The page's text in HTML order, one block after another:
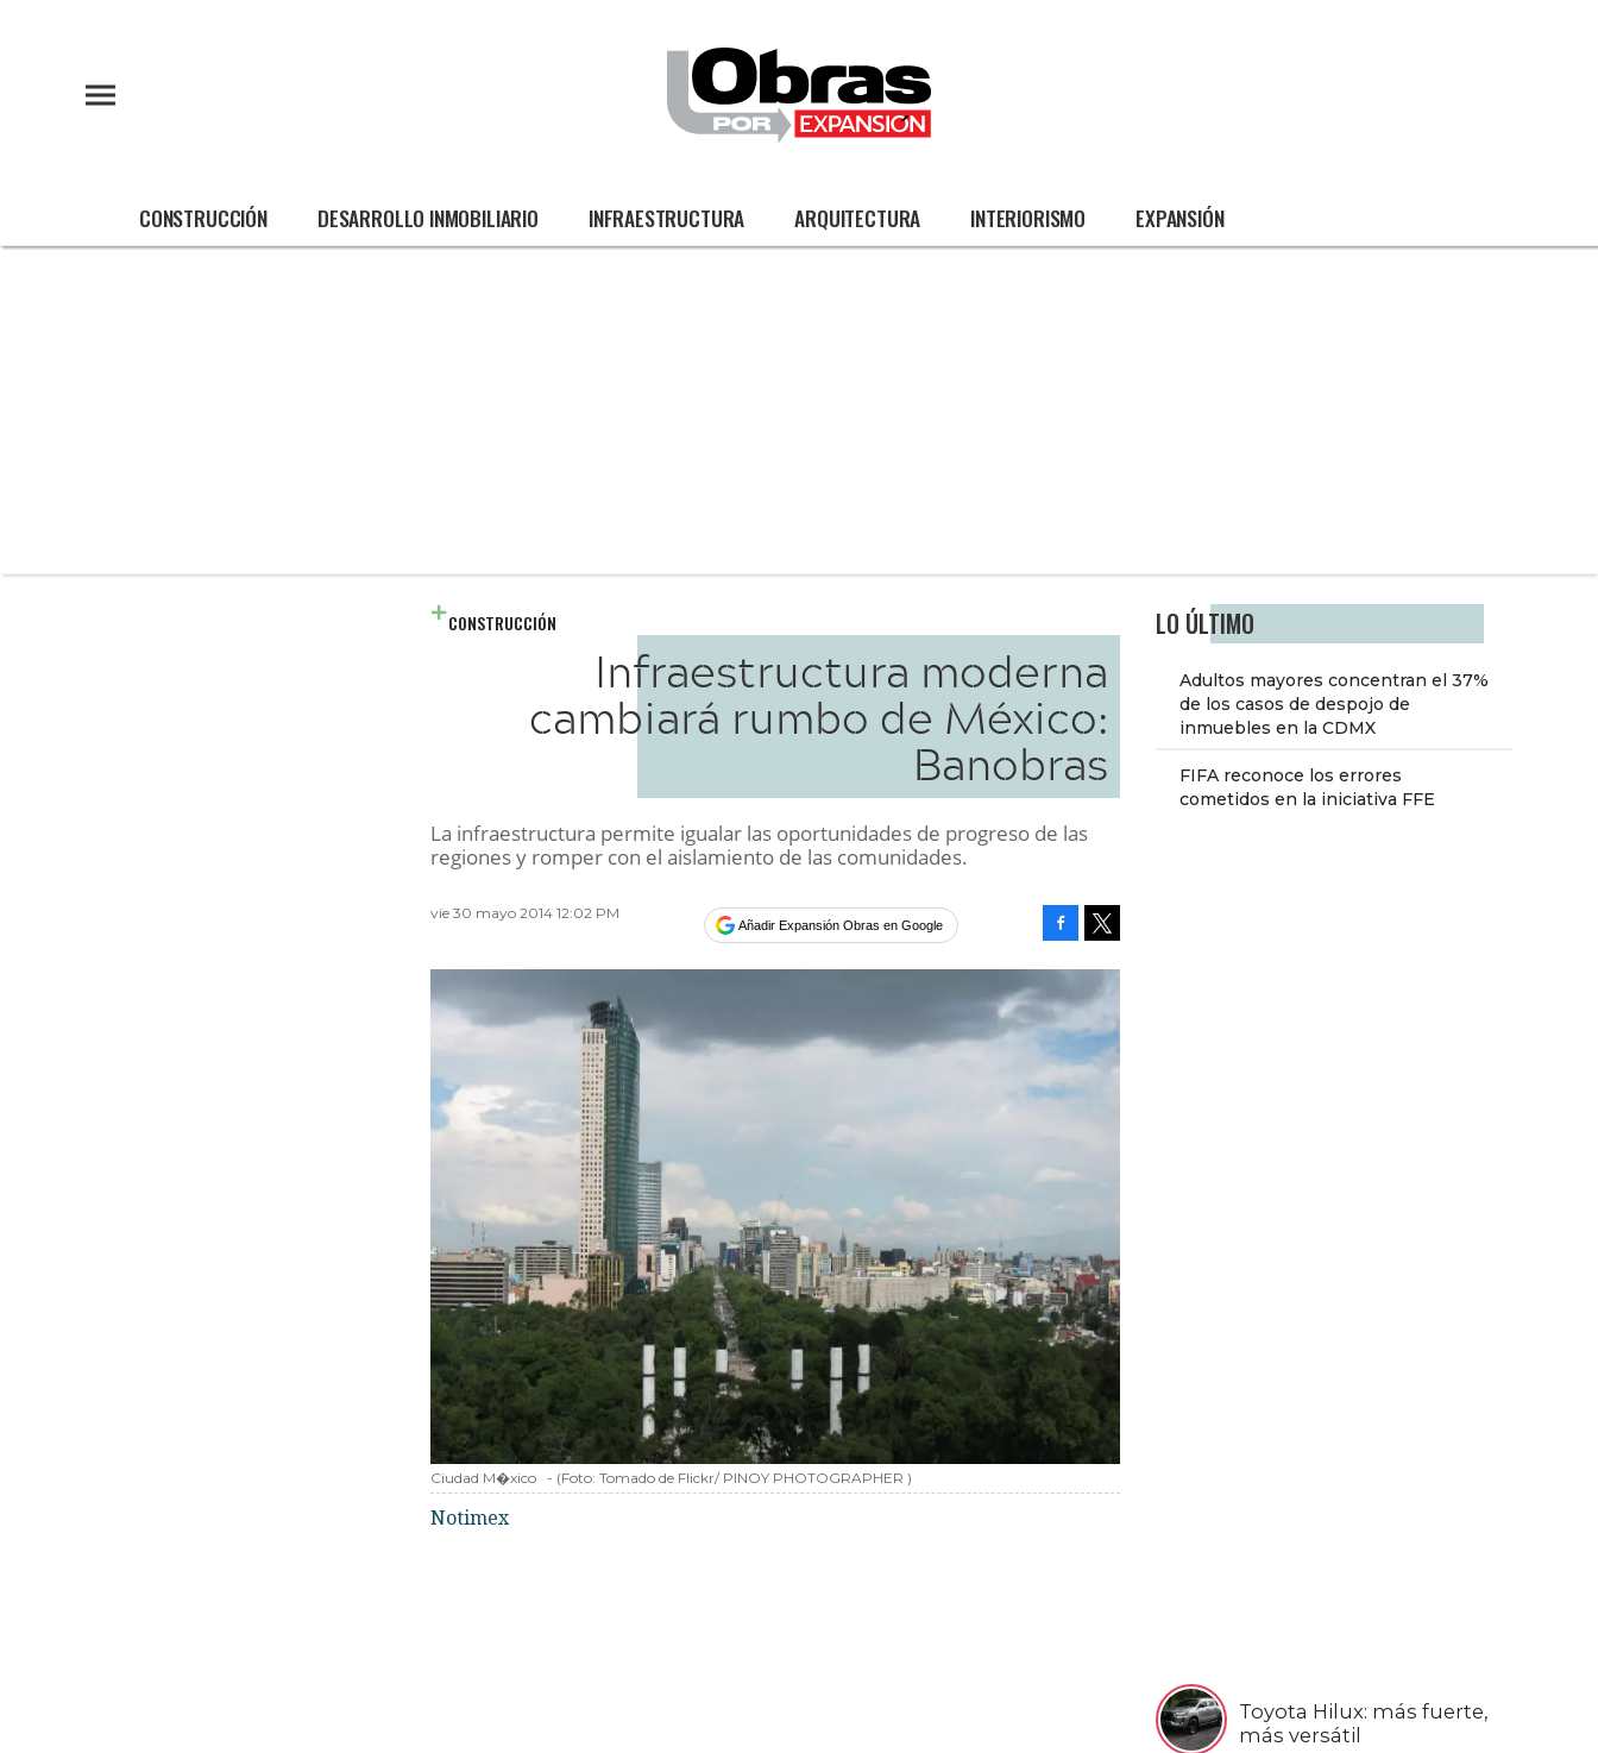
CONSTRUCCIÓN DESARROLLO INMOBILIARIO INFRAESTRUCTURA ARQUITECTURA INTERIORISMO EXPANSIÓN
LO ÚLTIMO
Adultos mayores concentran el 37%
de los casos de despojo de
inmuebles en la CDMX
FIFA reconoce los errores
cometidos en la iniciativa FFE
Toyota Hilux: más fuerte,
más versátil
CONSTRUCCIÓN
Infraestructura moderna
cambiará rumbo de México:
Banobras
La infraestructura permite igualar las oportunidades de progreso de las
regiones y romper con el aislamiento de las comunidades.
vie 30 mayo 2014 12:02 PM
Añadir Expansión Obras en Google
Ciudad M�xico - (Foto: Tomado de Flickr/ PINOY PHOTOGRAPHER )
Notimex